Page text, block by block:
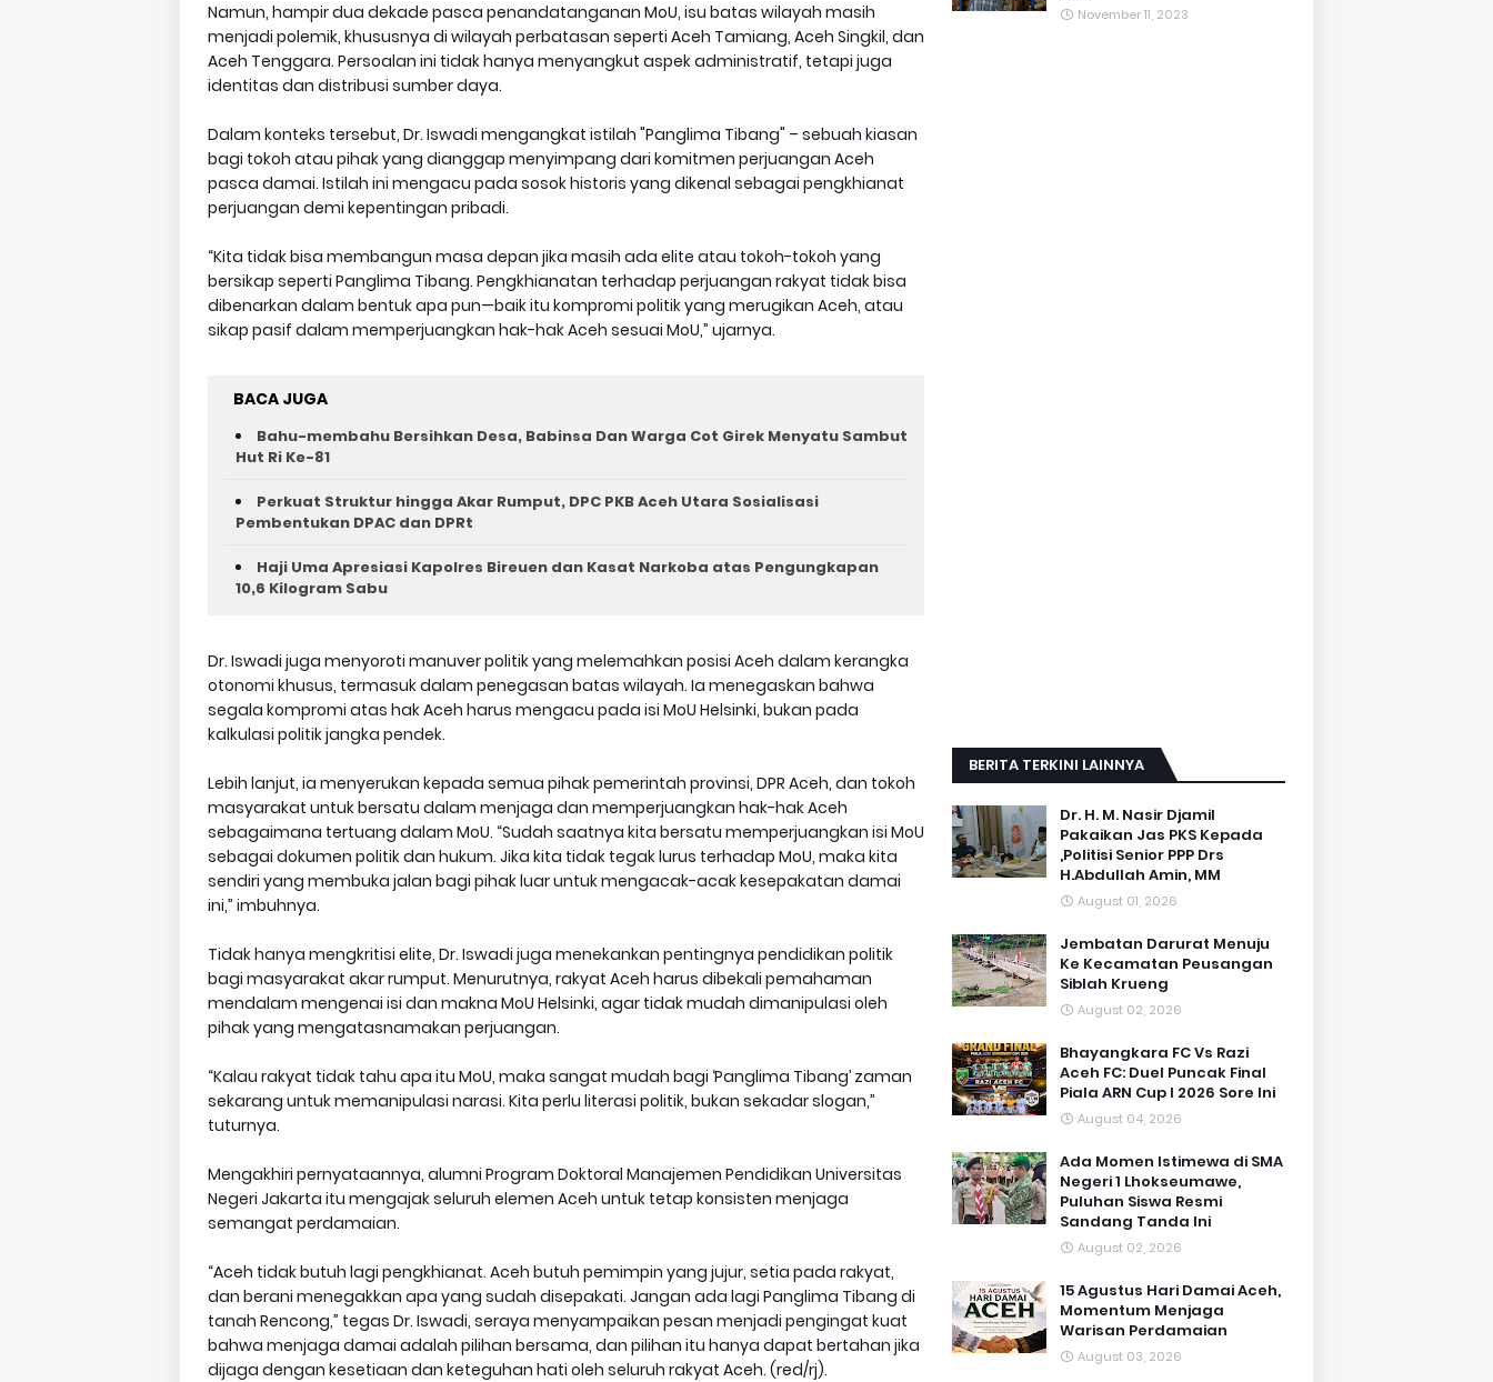
Namun, hampir dua dekade pasca penandatanganan MoU, isu batas wilayah masih
menjadi polemik, khususnya di wilayah perbatasan seperti Aceh Tamiang, Aceh Singkil, dan
Aceh Tenggara. Persoalan ini tidak hanya menyangkut aspek administratif, tetapi juga
identitas dan distribusi sumber daya.
Dalam konteks tersebut, Dr. Iswadi mengangkat istilah "Panglima Tibang" – sebuah kiasan
bagi tokoh atau pihak yang dianggap menyimpang dari komitmen perjuangan Aceh
pasca damai. Istilah ini mengacu pada sosok historis yang dikenal sebagai pengkhianat
perjuangan demi kepentingan pribadi.
“Kita tidak bisa membangun masa depan jika masih ada elite atau tokoh-tokoh yang
bersikap seperti Panglima Tibang. Pengkhianatan terhadap perjuangan rakyat tidak bisa
dibenarkan dalam bentuk apa pun—baik itu kompromi politik yang merugikan Aceh, atau
sikap pasif dalam memperjuangkan hak-hak Aceh sesuai MoU,” ujarnya.
BACA JUGA
Bahu-membahu Bersihkan Desa, Babinsa Dan Warga Cot Girek Menyatu Sambut
Hut Ri Ke-81 ‎
Perkuat Struktur hingga Akar Rumput, DPC PKB Aceh Utara Sosialisasi
Pembentukan DPAC dan DPRt
Haji Uma Apresiasi Kapolres Bireuen dan Kasat Narkoba atas Pengungkapan
10,6 Kilogram Sabu
Dr. Iswadi juga menyoroti manuver politik yang melemahkan posisi Aceh dalam kerangka
otonomi khusus, termasuk dalam penegasan batas wilayah. Ia menegaskan bahwa
segala kompromi atas hak Aceh harus mengacu pada isi MoU Helsinki, bukan pada
kalkulasi politik jangka pendek.
Lebih lanjut, ia menyerukan kepada semua pihak pemerintah provinsi, DPR Aceh, dan tokoh
masyarakat untuk bersatu dalam menjaga dan memperjuangkan hak-hak Aceh
sebagaimana tertuang dalam MoU. “Sudah saatnya kita bersatu memperjuangkan isi MoU
sebagai dokumen politik dan hukum. Jika kita tidak tegak lurus terhadap MoU, maka kita
sendiri yang membuka jalan bagi pihak luar untuk mengacak-acak kesepakatan damai
ini,” imbuhnya.
Tidak hanya mengkritisi elite, Dr. Iswadi juga menekankan pentingnya pendidikan politik
bagi masyarakat akar rumput. Menurutnya, rakyat Aceh harus dibekali pemahaman
mendalam mengenai isi dan makna MoU Helsinki, agar tidak mudah dimanipulasi oleh
pihak yang mengatasnamakan perjuangan.
“Kalau rakyat tidak tahu apa itu MoU, maka sangat mudah bagi ‘Panglima Tibang’ zaman
sekarang untuk memanipulasi narasi. Kita perlu literasi politik, bukan sekadar slogan,”
tuturnya.
Mengakhiri pernyataannya, alumni Program Doktoral Manajemen Pendidikan Universitas
Negeri Jakarta itu mengajak seluruh elemen Aceh untuk tetap konsisten menjaga
semangat perdamaian.
“Aceh tidak butuh lagi pengkhianat. Aceh butuh pemimpin yang jujur, setia pada rakyat,
dan berani menegakkan apa yang sudah disepakati. Jangan ada lagi Panglima Tibang di
tanah Rencong,” tegas Dr. Iswadi, seraya menyampaikan pesan menjadi pengingat kuat
bahwa menjaga damai adalah pilihan bersama, dan pilihan itu hanya dapat bertahan jika
dijaga dengan kesetiaan dan keteguhan hati oleh seluruh rakyat Aceh. (red/rj).
November 11, 2023
BERITA TERKINI LAINNYA
Dr. H. M. Nasir Djamil
Pakaikan Jas PKS Kepada
,Politisi Senior PPP Drs
H.Abdullah Amin, MM
August 01, 2026
Jembatan Darurat Menuju
Ke Kecamatan Peusangan
Siblah Krueng
August 02, 2026
Bhayangkara FC Vs Razi
Aceh FC: Duel Puncak Final
Piala ARN Cup I 2026 Sore Ini
August 04, 2026
Ada Momen Istimewa di SMA
Negeri 1 Lhokseumawe,
Puluhan Siswa Resmi
Sandang Tanda Ini
August 02, 2026
15 Agustus Hari Damai Aceh,
Momentum Menjaga
Warisan Perdamaian
August 03, 2026